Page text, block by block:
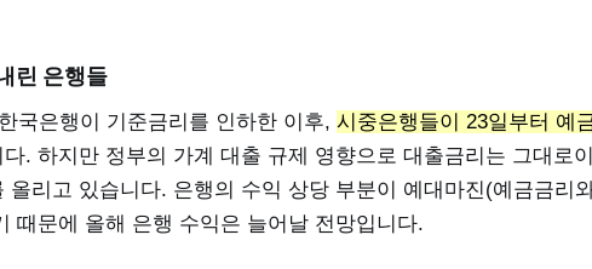
린 은행들
국은행이 기준금리를 인하한 이후, 시중은행들이 23일부터 예
. 하지만 정부의 가계 대출 규제 영향으로 대출금리는 그대로
올리고 있습니다. 은행의 수익 상당 부분이 예대마진(예금금리
때문에 올해 은행 수익은 늘어날 전망입니다.